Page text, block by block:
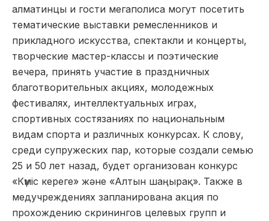
алматинцы и гости мегаполиса могут посетить
тематические выставки ремесленников и
прикладного искусства, спектакли и концерты,
творческие мастер-классы и поэтические
вечера, принять участие в праздничных
благотворительных акциях, молодежных
фестивалях, интеллектуальных играх,
спортивных состязаниях по национальным
видам спорта и различных конкурсах. К слову,
среди супружеских пар, которые создали семью
25 и 50 лет назад, будет организован конкурс
«Күміс кереге» және «Алтын шаңырақ». Также в
медучреждениях запланирована акция по
прохождению скринингов целевых групп и